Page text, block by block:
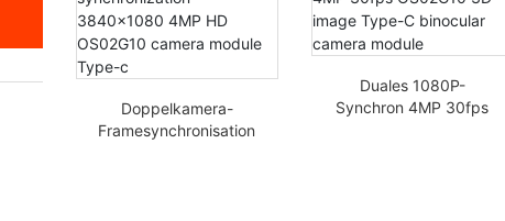
Weitwinkel-
verzerrungsfreies
Objektiv
Doppelkamera-
Framesynchronisation
Duales 1080P-
Synchron 4MP 30fps